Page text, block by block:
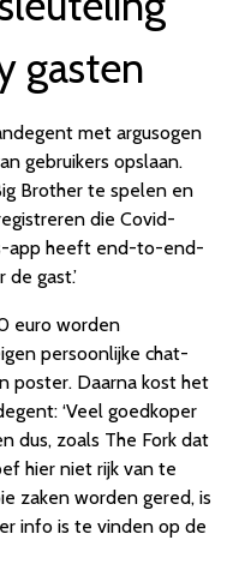
gasten
met argusogen
gebruikers opslaan.
Brother te spelen en
die Covid-
app heeft end-to-end-
gast.’
euro worden
persoonlijke chat-
poster. Daarna kost het
‘Veel goedkoper
dus, zoals The Fork dat
hier niet rijk van te
zaken worden gered, is
info is te vinden op de